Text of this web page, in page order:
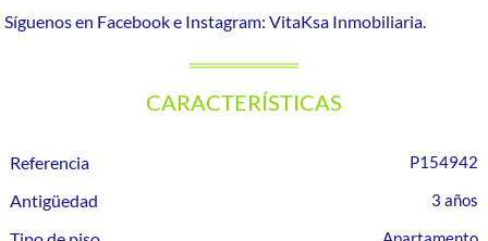
Síguenos en Facebook e Instagram: VitaKsa Inmobiliaria.
CARACTERÍSTICAS
Referencia P154942
Antigüedad 3 años